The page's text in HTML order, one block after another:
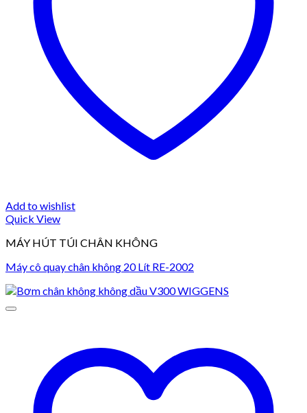
Add to wishlist
Quick View
MÁY HÚT TÚI CHÂN KHÔNG
Máy cô quay chân không 20 Lít RE-2002